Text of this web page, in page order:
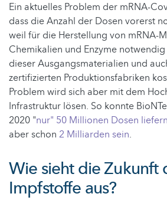
Ein aktuelles Problem der mRNA-
dass die Anzahl der Dosen vorerst
weil für die Herstellung von mRNA-
Chemikalien und Enzyme
dieser Ausgangsmaterialien und
zertifizierten Produktionsfabriken
Problem wird sich aber mit dem
Infrastruktur lösen. So konnte
2020 "nur" 50 Millionen Dosen liefern
aber schon 2 Milliarden sein.
Wie sieht die Zukunft
Impfstoffe aus?